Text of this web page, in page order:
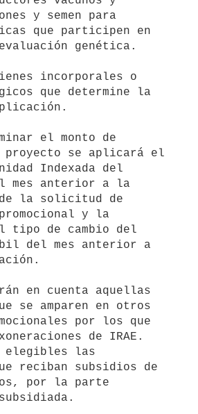
y semen para
que participen en
genética.
que determine la
se aplicará el
Indexada del
mes anterior a la
de la solicitud de
y la
tipo de cambio del
del mes anterior a
se amparen en otros
por los que
de IRAE.
elegibles las
reciban subsidios de
por la parte